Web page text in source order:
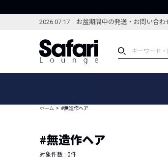
2026.07.17 お盆期間中の発送・お問い合わ
ブランドから探す
新着アイテム
編集部のおすすめアイテム
ホーム #無造作ヘア
#無造作ヘア
対象件数 : 0件